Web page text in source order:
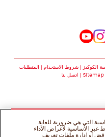
الكوكيز شروط الاستخدام
المتطلبات
Sitemap اتصل بنا
التي هي ضرورية للغاية
غير الأساسية لأغراض الأداء
أو إدارة ملفات تعريف